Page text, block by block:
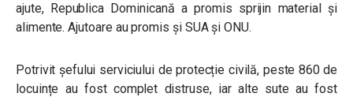
ajute, Republica Dominicană a promis sprijin material și
alimente. Ajutoare au promis și SUA și ONU.
Potrivit șefului serviciului de protecție civilă, peste 860 de
locuințe au fost complet distruse, iar alte sute au fost